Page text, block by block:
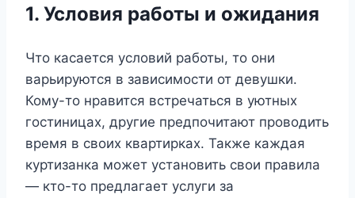
1. Условия работы и ожидания
Что касается условий работы, то они
варьируются в зависимости от девушки.
Кому-то нравится встречаться в уютных
гостиницах, другие предпочитают проводить
время в своих квартирках. Также каждая
куртизанка может установить свои правила
— кто-то предлагает услуги за